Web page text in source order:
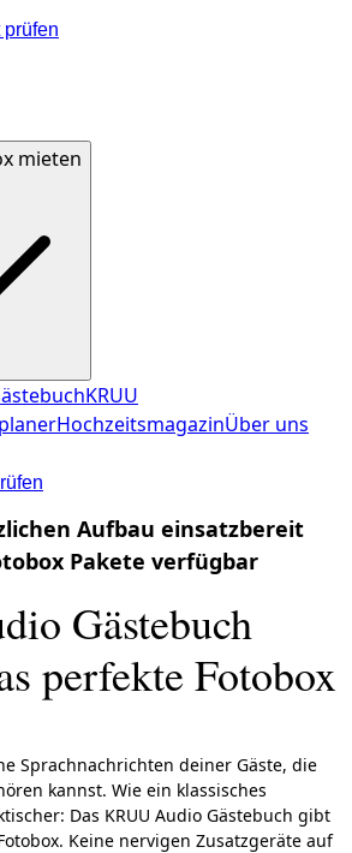
prüfen
mieten
KRUU
HochzeitsmagazinÜber uns
Aufbau einsatzbereit
Pakete verfügbar
Gästebuch
perfekte Fotobox
Sprachnachrichten deiner Gäste, die
kannst. Wie ein klassisches
Das KRUU Audio Gästebuch gibt
Keine nervigen Zusatzgeräte auf